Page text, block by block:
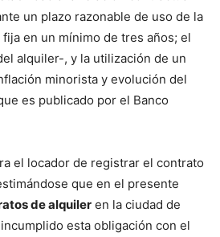
un plazo razonable de uso de la
en un mínimo de tres años; el
alquiler-, y la utilización de un
minorista y evolución del
es publicado por el Banco
el locador de registrar el contrato
que en el presente
de alquiler en la ciudad de
esta obligación con el